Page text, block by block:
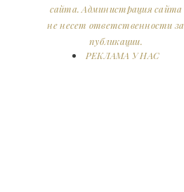
сайта. Администрация сайта
не несет ответственности за
публикации.
РЕКЛАМА У НАС